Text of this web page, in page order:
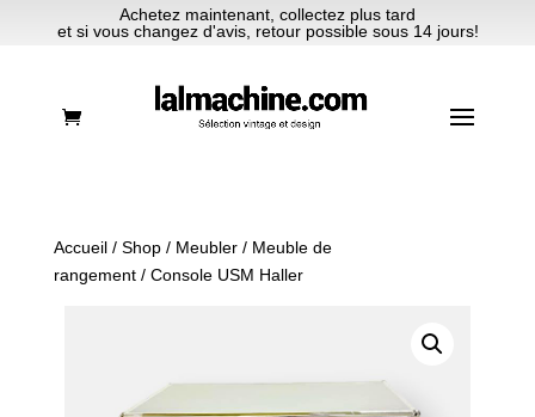
Achetez maintenant, collectez plus tard
et si vous changez d'avis, retour possible sous 14 jours!
Accueil/ Shop/ Meubler/ Meuble de
rangement/ Console USM Haller